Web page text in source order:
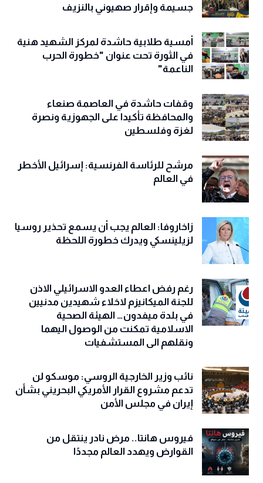
جسيمة وإقرار صهيوني بالنزيف
أمسية طلابية حاشدة لمركز الشهيد هنية
في الثورة تحت عنوان "خطورة الحرب
الناعمة"
وقفات حاشدة في العاصمة صنعاء
والمحافظة تأكيدا على الجهوزية ونصرة
لغزة وفلسطين
مرشح للرئاسة الفرنسية: إسرائيل الأخطر
في العالم
زاخاروفا: العالم يجب أن يسمع تحذير روسيا
لزيلينسكي ويدرك خطورة اللحظة
رغم رفض اعطاء العدو الاسرائيلي الاذن
للجنة الميكانيزم لاخلاء شهيدين مدنيين
في بلدة ميفدون… الهيئة الصحية
الاسلامية تمكنت من الوصول اليهما
ونقلهم الى المستشفيات
نائب وزير الخارجية الروسي: موسكو لن
تدعم مشروع القرار الأمريكي البحريني بشأن
إيران في مجلس الأمن
فيروس هانتا.. مرض نادر ينتقل من
القوارض ويهدد العالم مجددًا